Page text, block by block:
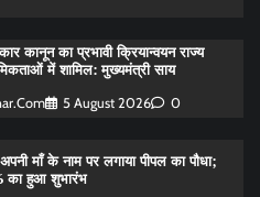
कानून का प्रभावी क्रियान्वयन राज्य
में शामिल: मुख्यमंत्री साय
5 August 2026 0
माँ के नाम पर लगाया पीपल का पौधा;
का हुआ शुभारंभ